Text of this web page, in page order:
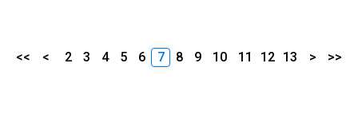
<< < 2 3 4 5 6 7 8 9 10 11 12 13 > >>